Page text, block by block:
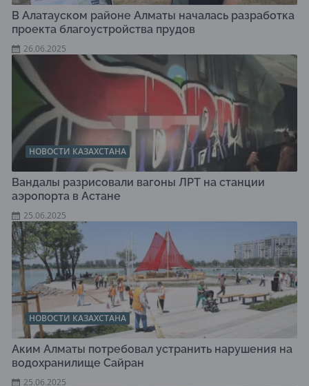
В Алатауском районе Алматы началась разработка
проекта благоустройства прудов
26.06.2025
НОВОСТИ КАЗАХСТАНА
Вандалы разрисовали вагоны ЛРТ на станции
аэропорта в Астане
25.06.2025
НОВОСТИ КАЗАХСТАНА
Аким Алматы потребовал устранить нарушения на
водохранилище Сайран
25.06.2025